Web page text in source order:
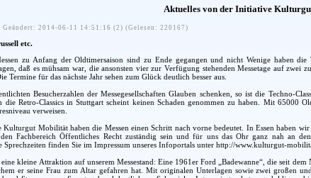
Aktuelles von der Initiative
2014-06-11 14:51:16 (2) (Gelesen: 220167)
etc.
zu Anfang der Oldtimersaison sind zu Ende gegangen und nicht Wenige haben die
daß es mühsam war, die ansonsten vier zur Verfügung stehenden Messetage auf zwei
Termine für das nächste Jahr sehen zum Glück deutlich besser aus.
Besucherzahlen der Messegesellschaften Glauben schenken, so ist die Techno-
die Retro-Classics in Stuttgart scheint keinen Schaden genommen zu haben. Mit 65000
verweisen.
Mobilität haben die Messen einen Schritt nach vorne bedeutet. In Essen haben
Fachbereich Öffentliches Recht zuständig sein und für uns das Ohr ganz nah an
Sprechzeiten finden Sie im Impressum unseres Infoportals unter http://www.kulturgut-
kleine Attraktion auf unserem Messestand: Eine 1961er Ford „Badewanne“, die seit
er seine Frau zum Altar gefahren hat. Mit originalen Unterlagen sowie zwei großen